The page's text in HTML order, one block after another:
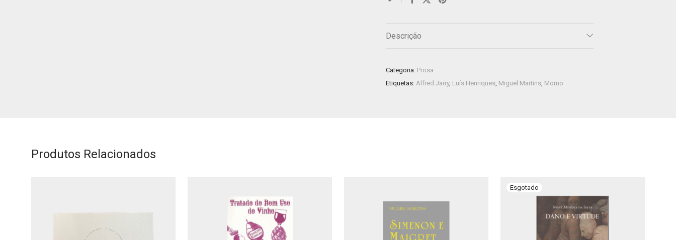
Descrição
Categoria: Prosa
Etiquetas: Alfred Jarry, Luís Henriques, Miguel Martins, Momo
Produtos Relacionados